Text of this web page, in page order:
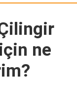
ne